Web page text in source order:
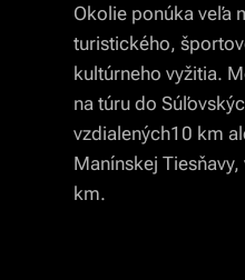
Okolie ponúka veľa
turistického,
kultúrneho vyžitia.
na túru do
vzdialených10 km
Manínskej
km.